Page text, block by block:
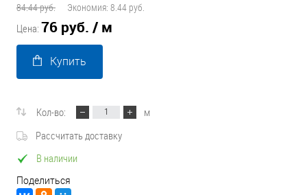
84.44 руб. Экономия: 8.44 руб.
Цена: 76 руб. / м
Купить
Кол-во:
м
Рассчитать доставку
В наличии
Поделиться